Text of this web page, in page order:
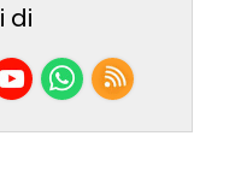
di